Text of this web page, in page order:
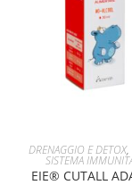
AGGIUNGI AL
DRENAGGIO E DETOX,
SISTEMA
EIE® CUTALL